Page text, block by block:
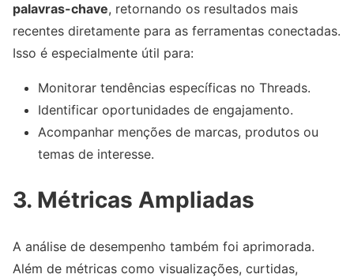
palavras-chave, retornando os resultados mais
recentes diretamente para as ferramentas conectadas.
Isso é especialmente útil para:
Monitorar tendências específicas no Threads.
Identificar oportunidades de engajamento.
Acompanhar menções de marcas, produtos ou
temas de interesse.
3. Métricas Ampliadas
A análise de desempenho também foi aprimorada.
Além de métricas como visualizações, curtidas,